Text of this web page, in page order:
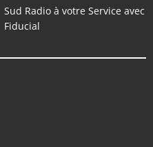
Sud Radio à votre Service avec
Fiducial